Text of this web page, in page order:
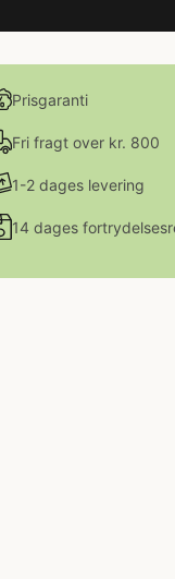
Prisgaranti
Fri fragt over kr. 800
1-2 dages levering
14 dages